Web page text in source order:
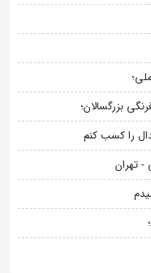
بزرگسالان؛
را کسب کنم
- تهران